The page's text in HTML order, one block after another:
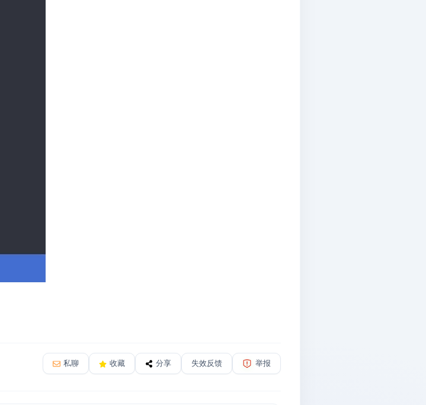
私聊 收藏 分享 失效反馈 举报